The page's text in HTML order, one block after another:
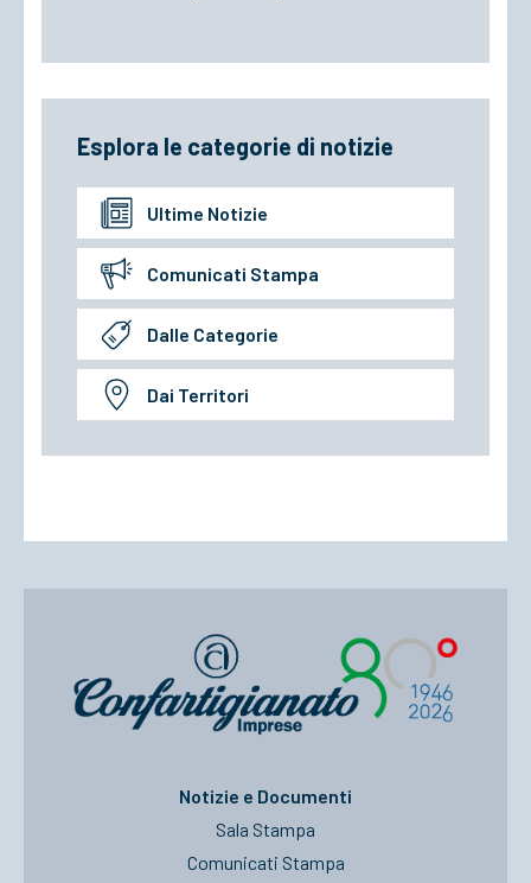
Esplora le categorie di notizie
Ultime Notizie
Comunicati Stampa
Dalle Categorie
Dai Territori
Notizie e Documenti
Sala Stampa
Comunicati Stampa